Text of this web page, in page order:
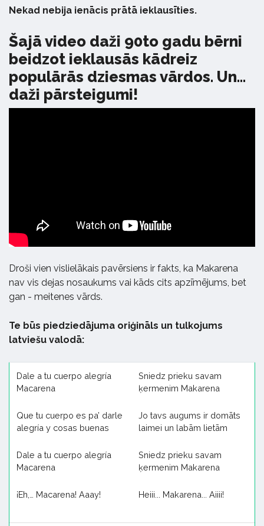
Nekad nebija ienācis prātā ieklausīties.
Šajā video daži 90to gadu bērni
beidzot ieklausās kādreiz
populārās dziesmas vārdos. Un...
daži pārsteigumi!
Droši vien vislielākais pavērsiens ir fakts, ka Makarena
nav vis dejas nosaukums vai kāds cits apzīmējums, bet
gan - meitenes vārds.
Te būs piedziedājuma oriģināls un tulkojums
latviešu valodā:
Dale a tu cuerpo alegría
Macarena
Que tu cuerpo es pa’ darle
alegría y cosas buenas
Dale a tu cuerpo alegría
Macarena
¡Eh,… Macarena! Aaay!
Sniedz prieku savam
ķermenim Makarena
Jo tavs augums ir domāts
laimei un labām lietām
Sniedz prieku savam
ķermenim Makarena
Heiii... Makarena... Aiiii!